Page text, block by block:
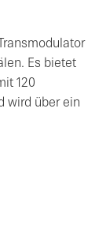
Es bietet
120
wird über ein